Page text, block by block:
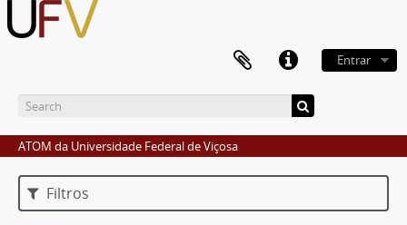
Entrar
ATOM da Universidade Federal de Viçosa
Filtros